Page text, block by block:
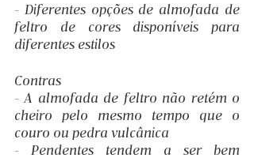
- Diferentes opções de almofada de
feltro de cores disponíveis para
diferentes estilos
Contras
- A almofada de feltro não retém o
cheiro pelo mesmo tempo que o
couro ou pedra vulcânica
- Pendentes tendem a ser bem